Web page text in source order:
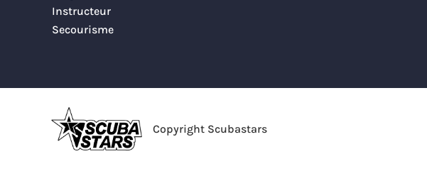
Instructeur
Secourisme
Copyright Scubastars